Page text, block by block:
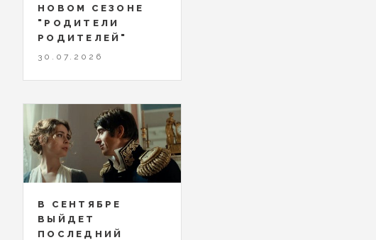
НОВОМ СЕЗОНЕ
"РОДИТЕЛИ
РОДИТЕЛЕЙ"
30.07.2026
В СЕНТЯБРЕ
ВЫЙДЕТ
ПОСЛЕДНИЙ